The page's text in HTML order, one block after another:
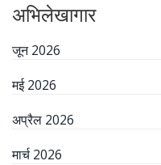
अभिलेखागार
जून 2026
मई 2026
अप्रैल 2026
मार्च 2026